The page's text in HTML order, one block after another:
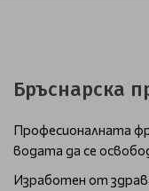
Бръснарска
Професионалната
водата да се
Изработен от